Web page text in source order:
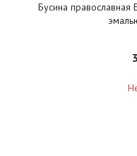
Бусина православная